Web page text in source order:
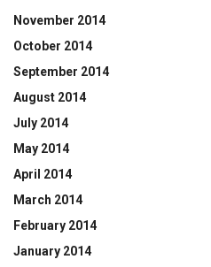
November 2014
October 2014
September 2014
August 2014
July 2014
May 2014
April 2014
March 2014
February 2014
January 2014